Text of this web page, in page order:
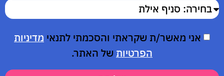
אני מאשר/ת שקראתי והסכמתי לתנאי מדיניות
הפרטיות של האתר.